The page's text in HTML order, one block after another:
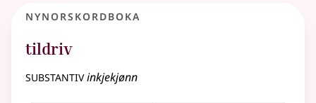
Nynorskordboka
tildriv
substantivinkjekjønn